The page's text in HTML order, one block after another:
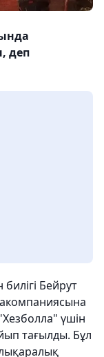
деп
Бейрут
үшін
тағылды. Бұл